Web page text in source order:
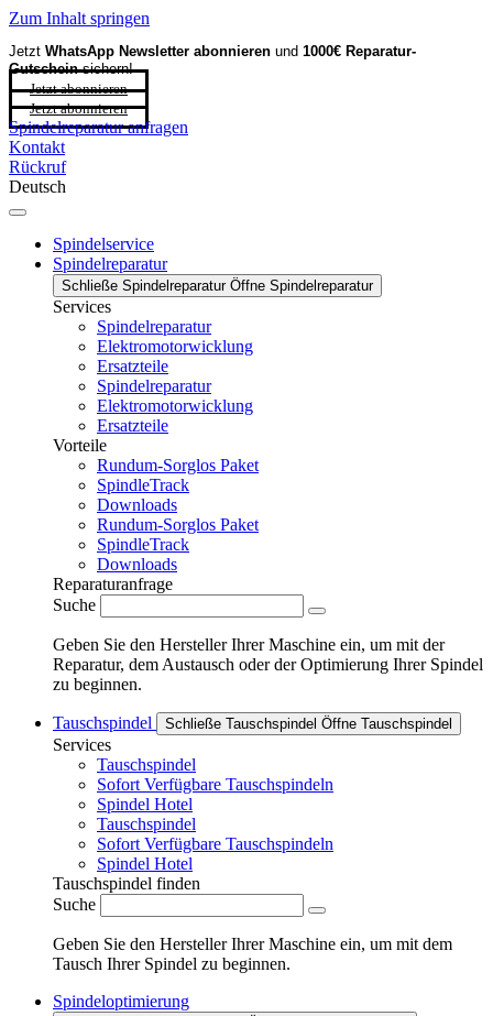
Zum Inhalt springen
Jetzt WhatsApp Newsletter abonnieren und 1000€ Reparatur-
Gutscheinsichern!
Jetzt abonnieren
Jetzt abonnieren
Spindelreparatur anfragen
Kontakt
Rückruf
Deutsch
Spindelservice
Spindelreparatur
Schließe Spindelreparatur Öffne Spindelreparatur
Services
Spindelreparatur
Elektromotorwicklung
Ersatzteile
Spindelreparatur
Elektromotorwicklung
Ersatzteile
Vorteile
Rundum-Sorglos Paket
SpindleTrack
Downloads
Rundum-Sorglos Paket
SpindleTrack
Downloads
Reparaturanfrage
Suche
Geben Sie den Hersteller Ihrer Maschine ein, um mit der
Reparatur, dem Austausch oder der Optimierung Ihrer Spindel
zu beginnen.
Tauschspindel Schließe Tauschspindel Öffne Tauschspindel
Services
Tauschspindel
Sofort Verfügbare Tauschspindeln
Spindel Hotel
Tauschspindel
Sofort Verfügbare Tauschspindeln
Spindel Hotel
Tauschspindel finden
Suche
Geben Sie den Hersteller Ihrer Maschine ein, um mit dem
Tausch Ihrer Spindel zu beginnen.
Spindeloptimierung